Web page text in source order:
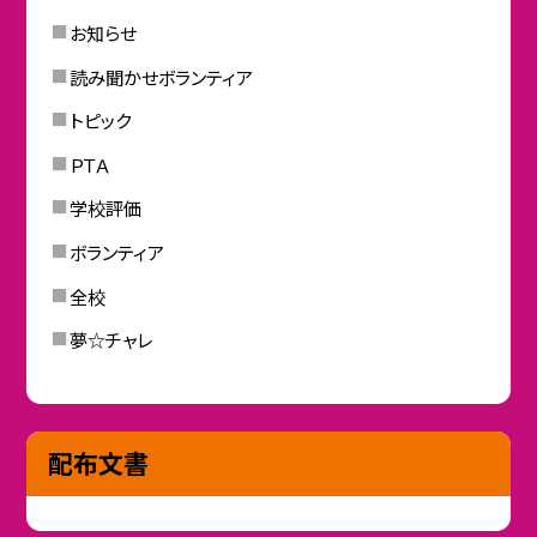
お知らせ
読み聞かせボランティア
トピック
ＰＴＡ
学校評価
ボランティア
全校
夢☆チャレ
配布文書